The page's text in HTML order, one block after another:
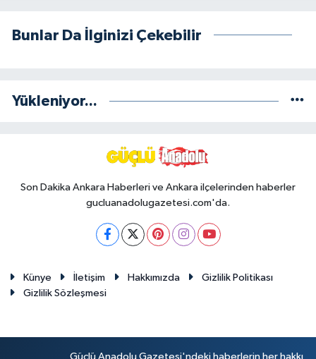
Bunlar Da İlginizi Çekebilir
Yükleniyor...
Son Dakika Ankara Haberleri ve Ankara ilçelerinden haberler
gucluanadolugazetesi.com'da.
Künye İletişim Hakkımızda
Gizlilik Politikası
Gizlilik Sözleşmesi
Güçlü Anadolu Gazetesi'ndeki haberlerin her hakkı